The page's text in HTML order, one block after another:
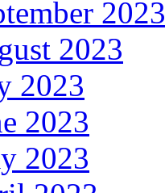
2023
2023
2023
2023
2023